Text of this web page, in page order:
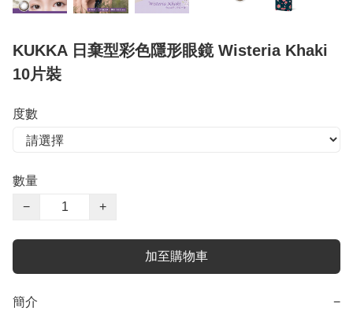
KUKKA 日棄型彩色隱形眼鏡 Wisteria Khaki
10片裝
度數
數量
−
+
加至購物車
簡介 −